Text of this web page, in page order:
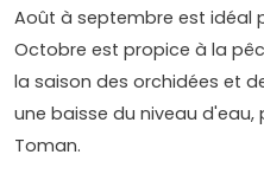
Août à septembre est idéal
Octobre est propice à la
la saison des orchidées et
une baisse du niveau
Toman.